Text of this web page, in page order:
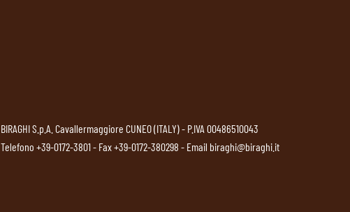
BIRAGHI S.p.A. Cavallermaggiore CUNEO (ITALY) - P.IVA 00486510043
Telefono +39-0172-3801- Fax +39-0172-380298 - Email biraghi@biraghi.it